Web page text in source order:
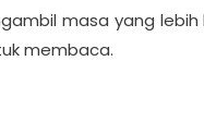
masa yang
membaca.